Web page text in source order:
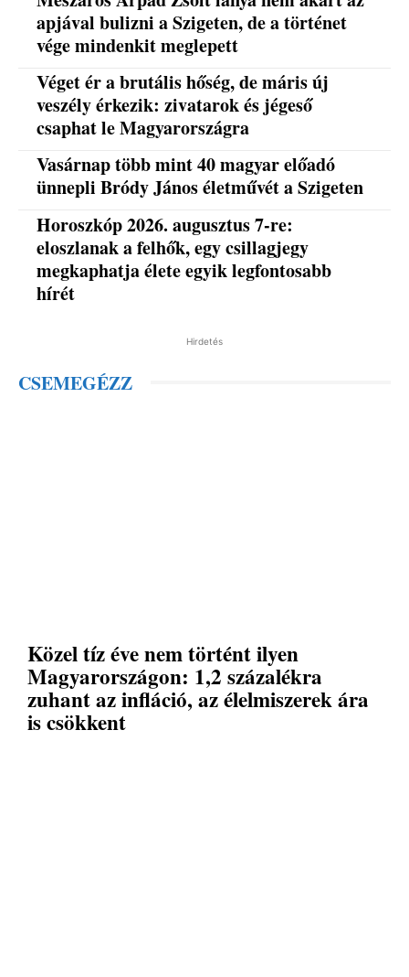
apjával bulizni a Szigeten, de a történet
vége mindenkit meglepett
Véget ér a brutális hőség, de máris új
veszély érkezik: zivatarok és jégeső
csaphat le Magyarországra
Vasárnap több mint 40 magyar előadó
ünnepli Bródy János életművét a Szigeten
Horoszkóp 2026. augusztus 7-re:
eloszlanak a felhők, egy csillagjegy
megkaphatja élete egyik legfontosabb
hírét
Hirdetés
CSEMEGÉZZ
Közel tíz éve nem történt ilyen
Magyarországon: 1,2 százalékra
zuhant az infláció, az élelmiszerek ára
is csökkent